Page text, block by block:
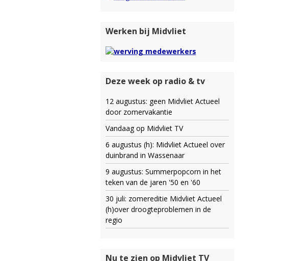
Werken bij Midvliet
Deze week op radio & tv
12 augustus: geen Midvliet Actueel
door zomervakantie
Vandaag op Midvliet TV
6 augustus (h): Midvliet Actueel over
duinbrand in Wassenaar
9 augustus: Summerpopcorn in het
teken van de jaren '50 en '60
30 juli: zomereditie Midvliet Actueel
(h)over droogteproblemen in de
regio
Nu te zien op Midvliet TV